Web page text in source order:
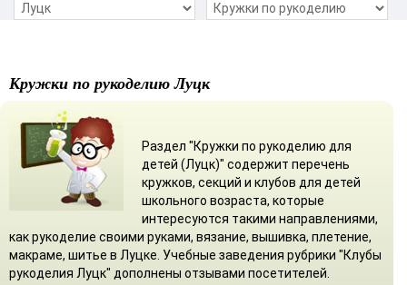
Кружки по рукоделию Луцк
Раздел "Кружки по рукоделию для
детей (Луцк)" содержит перечень
кружков, секций и клубов для детей
школьного возраста, которые
интересуются такими направлениями,
как рукоделие своими руками, вязание, вышивка, плетение,
макраме, шитье в Луцке. Учебные заведения рубрики "Клубы
рукоделия Луцк" дополнены отзывами посетителей.